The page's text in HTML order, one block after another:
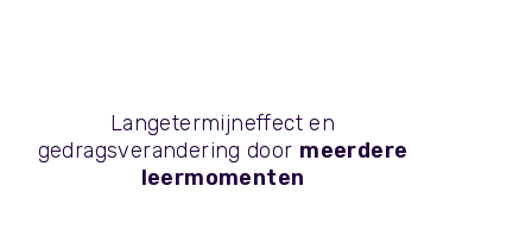
Langetermijneffect en
gedragsverandering door meerdere
leermomenten